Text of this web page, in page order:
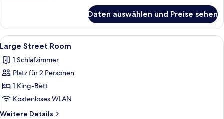
King
Room
Daten auswählen und Preise sehen
Alle
Fotos
für
Large
Street
Room
anzeigen
Ein Schlafzimmer mit Himmelbett,
5
Large Street Room
1 Schlafzimmer
Platz für 2 Personen
1 King-Bett
Kostenloses WLAN
Weitere Details
Weitere